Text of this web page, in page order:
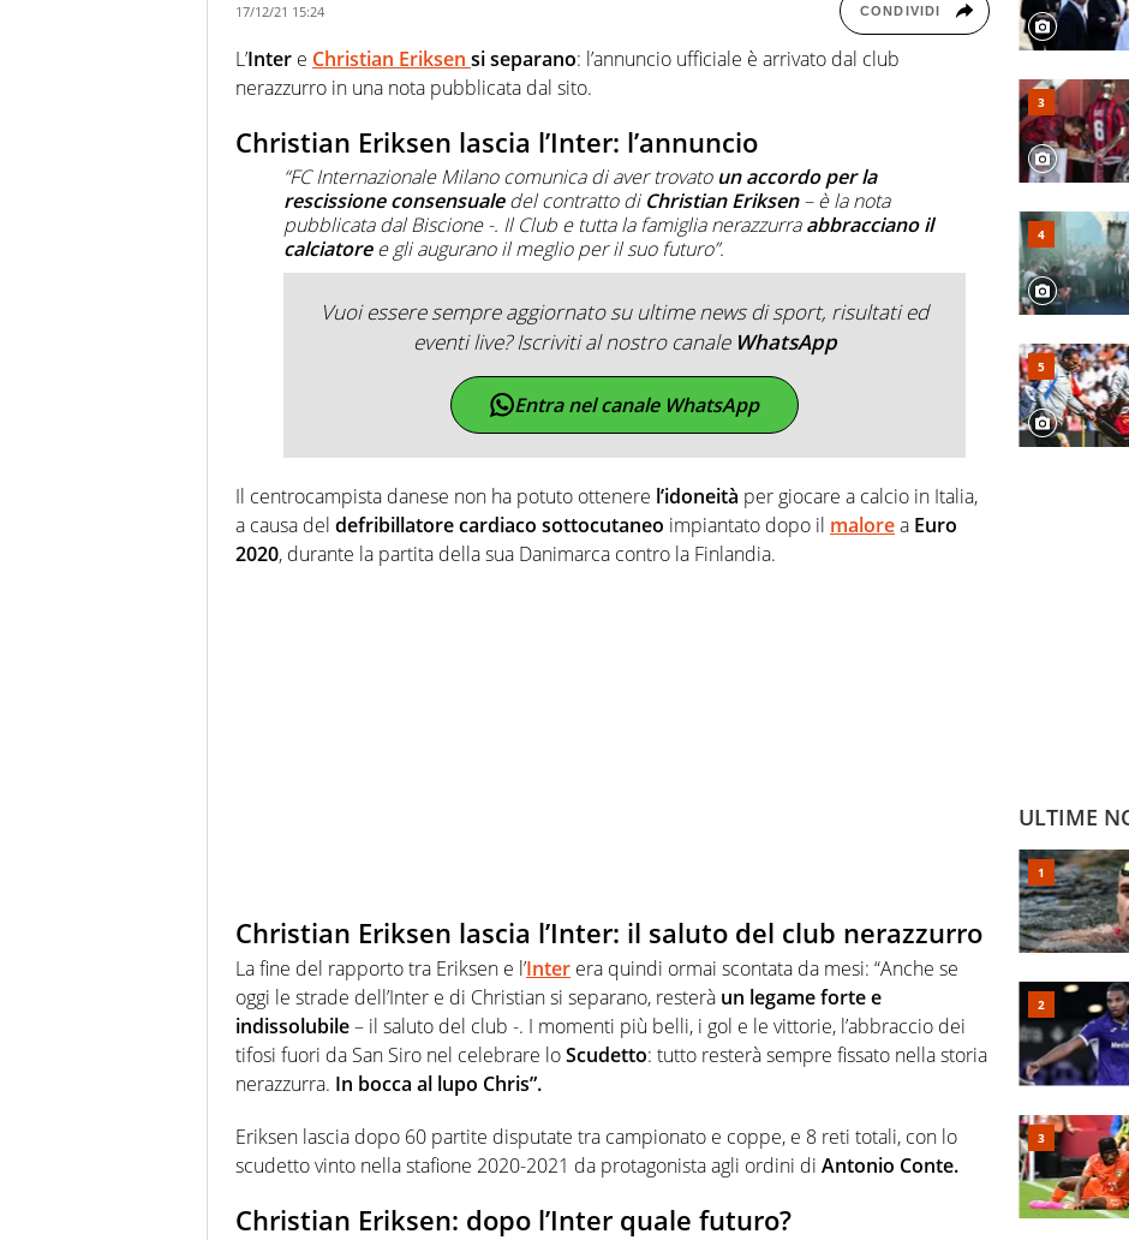
17/12/21 15:24 CONDIVIDI
L’Inter e Christian Eriksen si separano: l’annuncio ufficiale è arrivato dal club
nerazzurro in una nota pubblicata dal sito.
Christian Eriksen lascia l’Inter: l’annuncio
“FC Internazionale Milano comunica di aver trovatoun accordo per la
rescissione consensualedel contratto di Christian Eriksen– è la nota
pubblicata dal Biscione -. Il Club e tutta la famiglia nerazzurraabbracciano il
calciatoree gli augurano il meglio per il suo futuro”.
Vuoi essere sempre aggiornato su ultime news di sport, risultati ed
eventi live? Iscriviti al nostro canale WhatsApp
Entra nel canale WhatsApp
Il centrocampista danese non ha potuto ottenere l’idoneità per giocare a calcio in Italia,
a causa del defribillatore cardiaco sottocutaneo impiantato dopo il malorea Euro
2020, durante la partita della sua Danimarca contro la Finlandia.
Christian Eriksen lascia l’Inter: il saluto del club nerazzurro
La fine del rapporto tra Eriksen e l’Inter era quindi ormai scontata da mesi: “Anche se
oggi le strade dell’Inter e di Christian si separano, resterà un legame forte e
indissolubile– il saluto del club -. I momenti più belli, i gol e le vittorie, l’abbraccio dei
tifosi fuori da San Siro nel celebrare loScudetto: tutto resterà sempre fissato nella storia
nerazzurra. In bocca al lupo Chris”.
Eriksen lascia dopo 60 partite disputate tra campionato e coppe, e 8 reti totali, con lo
scudetto vinto nella stafione 2020-2021 da protagonista agli ordini di Antonio Conte.
Christian Eriksen: dopo l’Inter quale futuro?
ULTIME